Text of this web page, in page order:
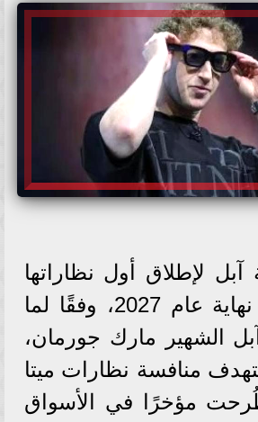
لإطلاق أول نظاراتها
الذكية بحلول نهاية عام 2027، وفقًا لما
الشهير مارك جورمان،
منافسة نظارات ميتا
طُرحت مؤخرًا في الأسواق